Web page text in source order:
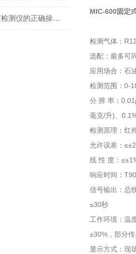
详述甲烷浓度检测仪的正确操作使用方法
MIC-600固定
检测气体：
选配：最多可
应用场合：石
检测范围：0-
分 辨 率：
毫克/升)、
检测原理：红
允许误差：
线 性 度：
响应时间：
信号输出：总
≤30秒
工作环境：温
±30%，部分
显示方式：现